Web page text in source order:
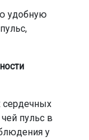
удобную
сердечных
пульс в
у